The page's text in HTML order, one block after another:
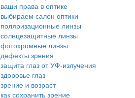
ваши права в оптике
выбираем салон оптики
поляризационные линзы
солнцезащитные линзы
фотохромные линзы
дефекты зрения
защита глаз от УФ-излучения
здоровье глаз
зрение и возраст
как сохранить зрение